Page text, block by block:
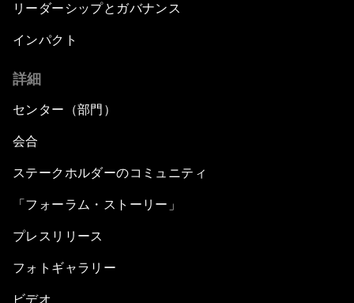
リーダーシップとガバナンス
インパクト
詳細
センター（部門）
会合
ステークホルダーのコミュニティ
「フォーラム・ストーリー」
プレスリリース
フォトギャラリー
ビデオ